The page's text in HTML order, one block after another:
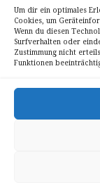
Um dir ein optimales
Cookies, um
Wenn du diesen
Surfverhalten oder
Zustimmung nicht
Funktionen
Kontakt
Alle Bilder
Sebastian
All